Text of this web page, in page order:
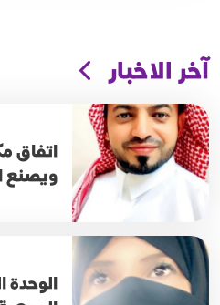
آخر الاخبار
اتفاق
ويصنع
الوحدة